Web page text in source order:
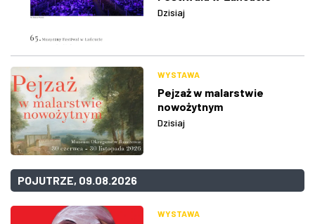
Dzisiaj
WYSTAWA
Pejzaż w malarstwie
nowożytnym
Dzisiaj
POJUTRZE, 09.08.2026
WYSTAWA